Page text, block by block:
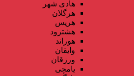
هادی شهر
هرگلان
هریس
هشترود
هوراند
وایقان
ورزقان
یامچی